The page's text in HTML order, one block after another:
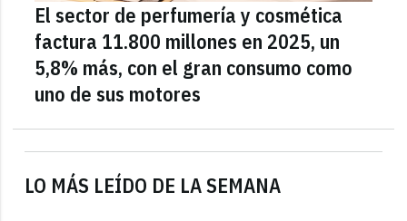
LO MÁS LEÍDO DE LA SEMANA
El sector de perfumería y cosmética
factura 11.800 millones en 2025, un
5,8% más, con el gran consumo como
uno de sus motores